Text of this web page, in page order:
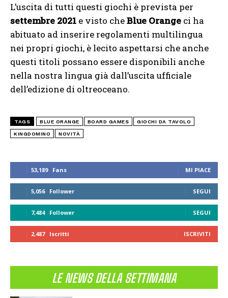
53,189 Fans MI PIACE
5,056 Follower SEGUI
7,484 Follower SEGUI
2,487 Iscritti ISCRIVITI
LE NEWS DELLA SETTIMANA
L’uscita di tutti questi giochi è prevista per
settembre 2021 e visto cheBlue Orange ci ha
abituato ad inserire regolamenti multilingua
nei propri giochi, è lecito aspettarsi che anche
questi titoli possano essere disponibili anche
nella nostra lingua già dall’uscita ufficiale
dell’edizione di oltreoceano.
TAGS BLUE ORANGE BOARD GAMES GIOCHI DA TAVOLO
KINGDOMINO NOVITÀ